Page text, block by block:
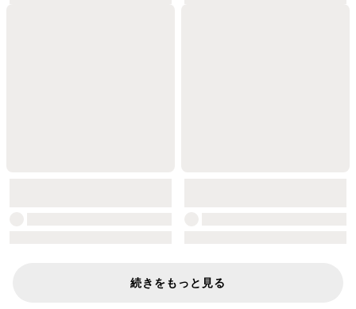
続きをもっと見る